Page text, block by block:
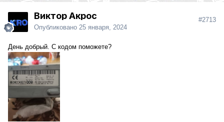
Виктор Акрос
Опубликовано 25 января, 2024
#2713
День добрый. С кодом поможете?